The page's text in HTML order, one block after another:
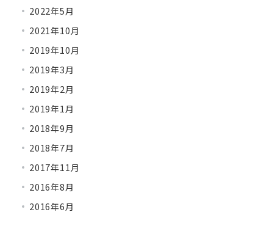
2022年5月
2021年10月
2019年10月
2019年3月
2019年2月
2019年1月
2018年9月
2018年7月
2017年11月
2016年8月
2016年6月